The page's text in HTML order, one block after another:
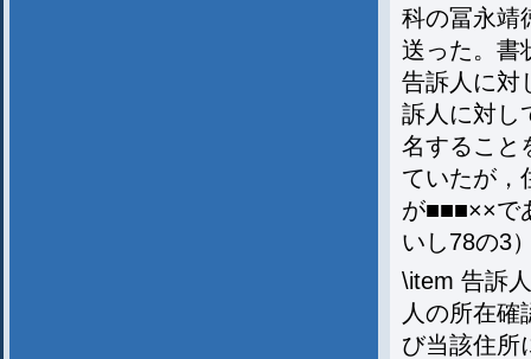
科の冨永靖
送った。書
告訴人に対
訴人に対し
名すること
ていたが，
が■■■××で
いし78の3
\item 告訴
人の所在
び当該住所